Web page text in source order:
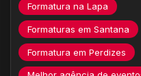
Formatura na Lapa
Formaturas em Santana
Formatura em Perdizes